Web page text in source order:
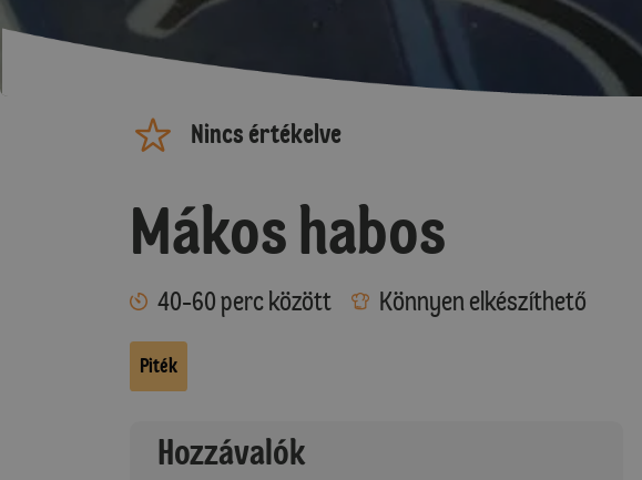
Nincs értékelve
Mákos habos
40-60 perc között Könnyen elkészíthető
Piték
Hozzávalók